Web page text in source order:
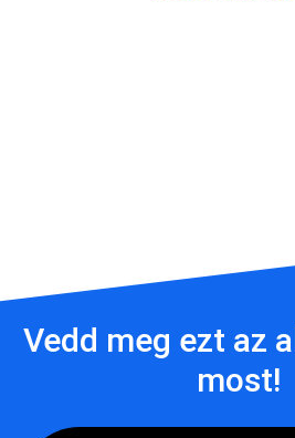
Vedd meg ezt az
most!